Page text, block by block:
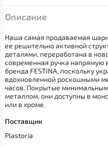
Описание
Наша самая продаваемая
ее решительно активной
деталями, переработана в
современная ручка напрямую
бренда FESTINA, поскольку
вдохновленной роскошными
часов. Покрытые
металлом, они доступны в
или в хроме.
Поставщик
Plastoria